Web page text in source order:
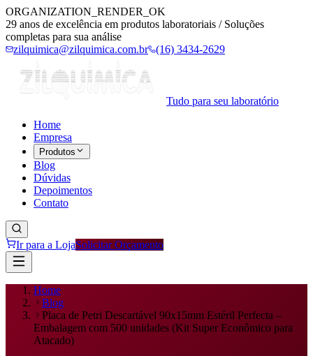
ORGANIZATION_RENDER_OK
29 anos de excelência em produtos laboratoriais / Soluções
completas para sua análise
zilquimica@zilquimica.com.br
(16) 3434-2629
Tudo para seu laboratório
Home
Empresa
Produtos
Blog
Dúvidas
Depoimentos
Contato
Ir para a LojaSolicitar Orçamento
Home
Blog
Placa de Petri Descartável 90x15mm Estéril Perfecta –
Embalagem com 500 unidades (Kit Super Econômico para
Atacado)